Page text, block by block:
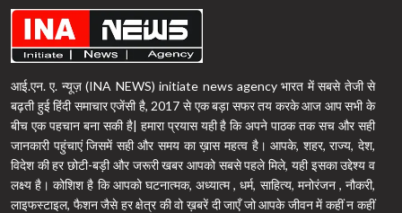
आई.एन. ए. न्यूज़ (INA NEWS) initiate news agency भारत में सबसे तेजी से
बढ़ती हुई हिंदी समाचार एजेंसी है, 2017 से एक बड़ा सफर तय करके आज आप सभी के
बीच एक पहचान बना सकी है| हमारा प्रयास यही है कि अपने पाठक तक सच और सही
जानकारी पहुंचाएं जिसमें सही और समय का ख़ास महत्व है। आपके, शहर, राज्य, देश,
विदेश की हर छोटी-बड़ी और जरूरी खबर आपको सबसे पहले मिले, यही इसका उद्देश्य व
लक्ष्य है। कोशिश है कि आपको घटनात्मक, अध्यात्म , धर्म, साहित्य, मनोरंजन , नौकरी,
लाइफस्टाइल, फैशन जैसे हर क्षेत्र की वो ख़बरें दी जाएँ जो आपके जीवन में कहीं न कहीं